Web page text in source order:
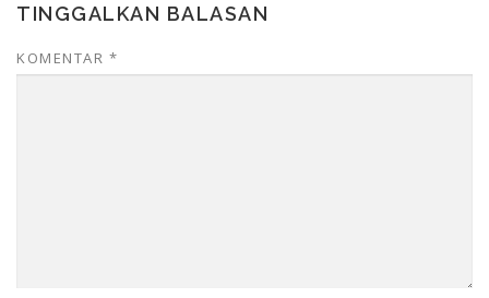
TINGGALKAN BALASAN
KOMENTAR *